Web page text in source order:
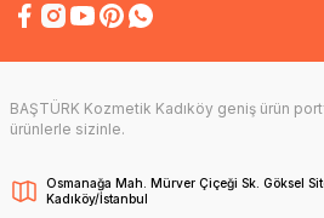
BAŞTÜRK Kozmetik Kadıköy geniş ürün
ürünlerle sizinle.
Osmanağa Mah. Mürver Çiçeği Sk. Göksel
Kadıköy/İstanbul